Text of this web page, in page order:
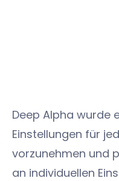
Deep Alpha wurde
Einstellungen für
vorzunehmen und
an individuellen